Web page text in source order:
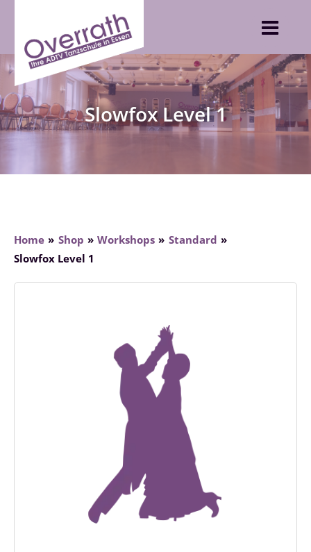
content
Slowfox Level 1
Home Shop Workshops
Standard
Slowfox Level 1